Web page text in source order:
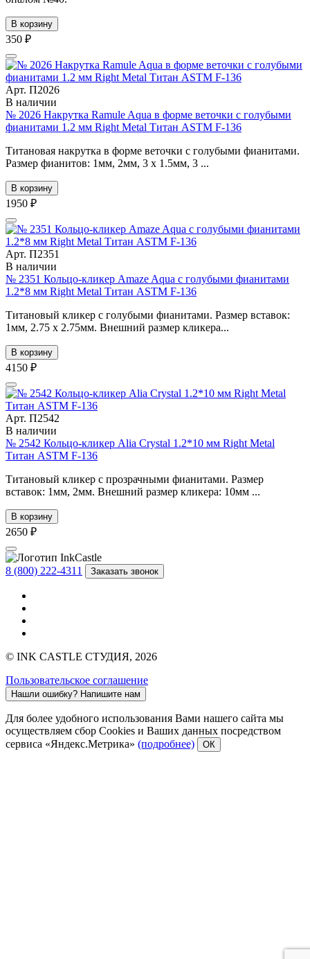
В корзину
350 ₽
Арт. П2026
В наличии
№ 2026 Накрутка Ramule Aqua в форме веточки с голубыми
фианитами 1.2 мм Right Metal Титан ASTM F-136
Титановая накрутка в форме веточки с голубыми фианитами.
Размер фианитов: 1мм, 2мм, 3 х 1.5мм, 3 ...
В корзину
1950 ₽
Арт. П2351
В наличии
№ 2351 Кольцо-кликер Amaze Aqua с голубыми фианитами
1.2*8 мм Right Metal Титан ASTM F-136
Титановый кликер с голубыми фианитами. Размер вставок:
1мм, 2.75 x 2.75мм. Внешний размер кликера...
В корзину
4150 ₽
Арт. П2542
В наличии
№ 2542 Кольцо-кликер Alia Crystal 1.2*10 мм Right Metal
Титан ASTM F-136
Титановый кликер с прозрачными фианитами. Размер
вставок: 1мм, 2мм. Внешний размер кликера: 10мм ...
В корзину
2650 ₽
8 (800) 222-4311 Заказать звонок
© INK CASTLE СТУДИЯ, 2026
Пользовательское соглашение
Нашли ошибку? Напишите нам
Для более удобного использования Вами нашего сайта мы
осуществляем сбор Cookies и Ваших данных посредством
сервиса «Яндекс.Метрика» (подробнее) ОК